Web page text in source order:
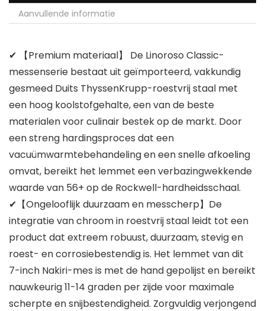
Aanvullende informatie
✔ 【Premium materiaal】 De Linoroso Classic-
messenserie bestaat uit geïmporteerd, vakkundig
gesmeed Duits ThyssenKrupp-roestvrij staal met
een hoog koolstofgehalte, een van de beste
materialen voor culinair bestek op de markt. Door
een streng hardingsproces dat een
vacuümwarmtebehandeling en een snelle afkoeling
omvat, bereikt het lemmet een verbazingwekkende
waarde van 56+ op de Rockwell-hardheidsschaal.
✔【Ongelooflijk duurzaam en messcherp】De
integratie van chroom in roestvrij staal leidt tot een
product dat extreem robuust, duurzaam, stevig en
roest- en corrosiebestendig is. Het lemmet van dit
7-inch Nakiri-mes is met de hand gepolijst en bereikt
nauwkeurig 11-14 graden per zijde voor maximale
scherpte en snijbestendigheid. Zorgvuldig verjongend